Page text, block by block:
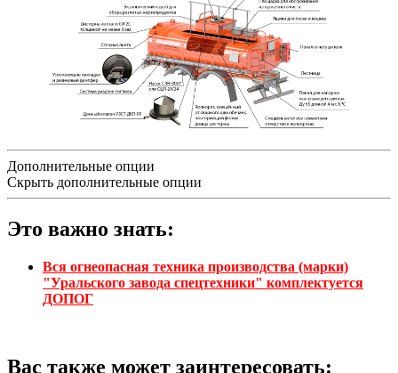
Дополнительные опции
Скрыть дополнительные опции
Это важно знать:
Вся огнеопасная техника производства (марки)
"Уральского завода спецтехники" комплектуется
ДОПОГ
Вас также может заинтересовать: